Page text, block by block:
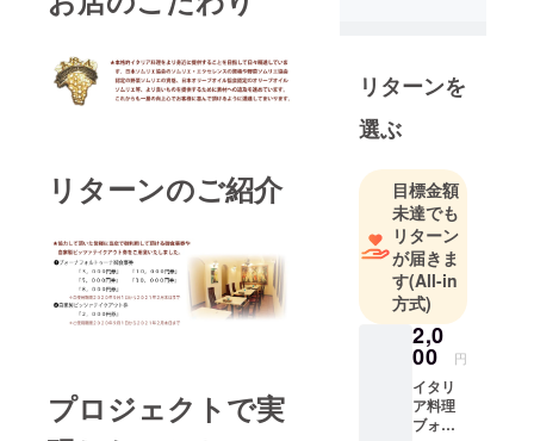
リターンのご紹介
プロジェクトで実
ウトレット
から１５分
の位置にあ
ります
リターンを
選ぶ
目標金額
未達でも
リターン
が届きま
す(All-in
方式)
2,0
00 円
イタリ
ア料理
ブォー